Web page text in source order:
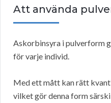
Att använda
Askorbinsyra i pulverform
för varje individ.
Med ett mått kan rätt
vilket gör denna form